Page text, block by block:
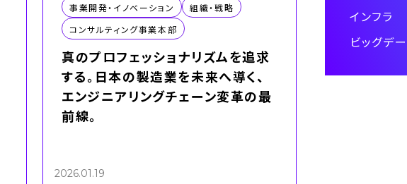
事業開発・イノベーション
組織・戦略
コンサルティング事業本部
真のプロフェッショナリズムを追求
する。日本の製造業を未来へ導く、
エンジニアリングチェーン変革の最
前線。
2026.01.19
インフラ
ビッグデ